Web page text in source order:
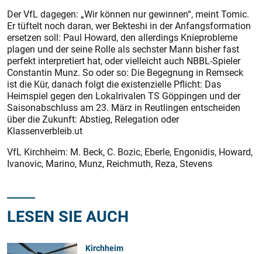
Der VfL dagegen: „Wir können nur gewinnen“, meint Tomic.
Er tüftelt noch daran, wer Bekteshi in der Anfangsformation
ersetzen soll: Paul Howard, den allerdings Knieprobleme
plagen und der seine Rolle als sechster Mann bisher fast
perfekt interpretiert hat, oder vielleicht auch NBBL-Spieler
Constantin Munz. So oder so: Die Begegnung in Remseck
ist die Kür, danach folgt die existenzielle Pflicht: Das
Heimspiel gegen den Lokalrivalen TS Göppingen und der
Saisonabschluss am 23. März in Reutlingen entscheiden
über die Zukunft: Abstieg, Relegation oder
Klassenverbleib.ut
VfL Kirchheim: M. Beck, C. Bozic, Eberle, Engonidis, Howard,
Ivanovic, Marino, Munz, Reichmuth, Reza, Stevens
LESEN SIE AUCH
Kirchheim